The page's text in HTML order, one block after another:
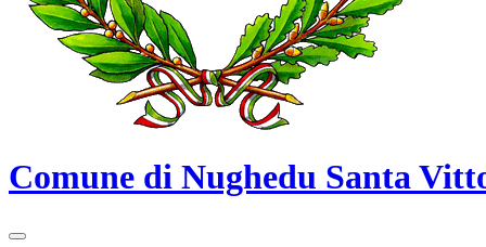
Comune di Nughedu Santa